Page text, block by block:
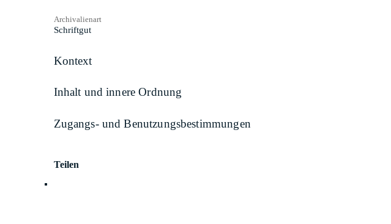
Archivalienart
Schriftgut
Kontext
Inhalt und innere Ordnung
Zugangs- und Benutzungsbestimmungen
Teilen